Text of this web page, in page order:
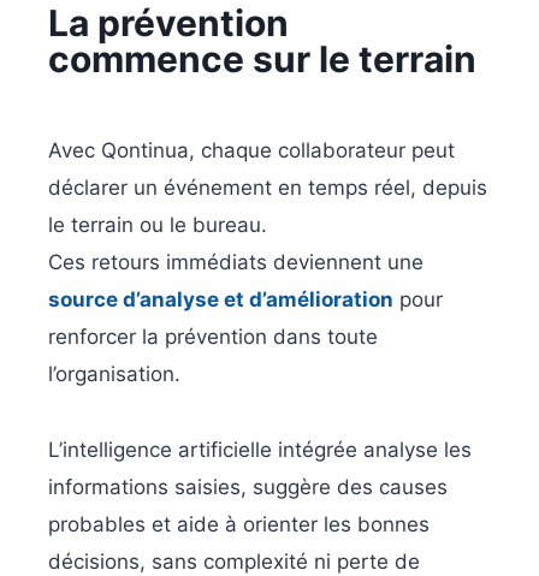
La prévention
commence sur le terrain
Avec Qontinua, chaque collaborateur peut
déclarer un événement en temps réel, depuis
le terrain ou le bureau.
Ces retours immédiats deviennent une
source d’analyse et d’amélioration pour
renforcer la prévention dans toute
l’organisation.
L’intelligence artificielle intégrée analyse les
informations saisies, suggère des causes
probables et aide à orienter les bonnes
décisions, sans complexité ni perte de